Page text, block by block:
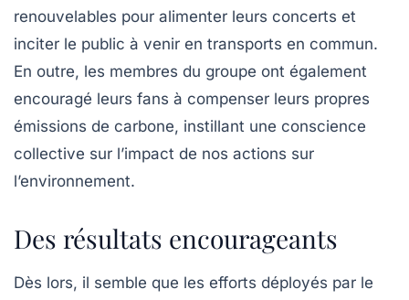
renouvelables pour alimenter leurs concerts et
inciter le public à venir en transports en commun.
En outre, les membres du groupe ont également
encouragé leurs fans à compenser leurs propres
émissions de carbone, instillant une conscience
collective sur l’impact de nos actions sur
l’environnement.
Des résultats encourageants
Dès lors, il semble que les efforts déployés par le